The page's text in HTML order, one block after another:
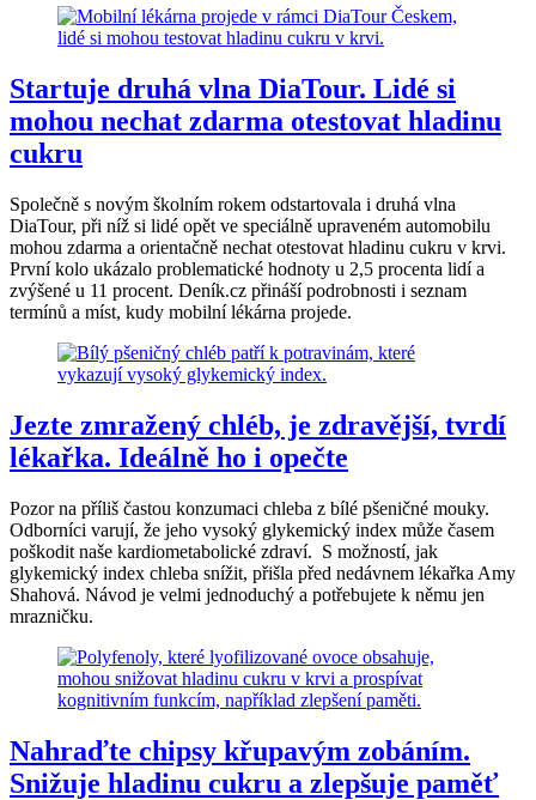
Startuje druhá vlna DiaTour. Lidé si
mohou nechat zdarma otestovat hladinu
cukru
Společně s novým školním rokem odstartovala i druhá vlna
DiaTour, při níž si lidé opět ve speciálně upraveném automobilu
mohou zdarma a orientačně nechat otestovat hladinu cukru v krvi.
První kolo ukázalo problematické hodnoty u 2,5 procenta lidí a
zvýšené u 11 procent. Deník.cz přináší podrobnosti i seznam
termínů a míst, kudy mobilní lékárna projede.
Jezte zmražený chléb, je zdravější, tvrdí
lékařka. Ideálně ho i opečte
Pozor na příliš častou konzumaci chleba z bílé pšeničné mouky.
Odborníci varují, že jeho vysoký glykemický index může časem
poškodit naše kardiometabolické zdraví. S možností, jak
glykemický index chleba snížit, přišla před nedávnem lékařka Amy
Shahová. Návod je velmi jednoduchý a potřebujete k němu jen
mrazničku.
Nahraďte chipsy křupavým zobáním.
Snižuje hladinu cukru a zlepšuje paměť